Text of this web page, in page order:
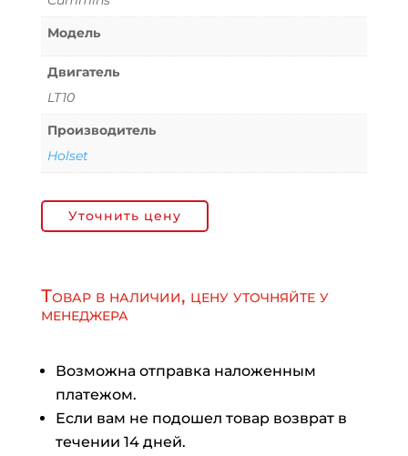
Модель
Двигатель
LT10
Производитель
Holset
Уточнить цену
Товар в наличии, цену уточняйте у
менеджера
Возможна отправка наложенным
платежом.
Если вам не подошел товар возврат в
течении 14 дней.